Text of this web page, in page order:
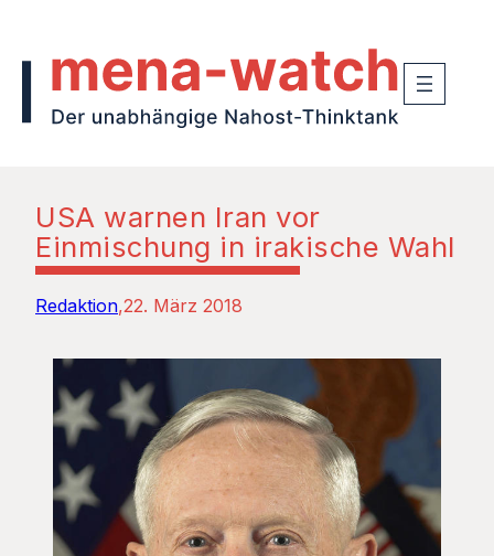
USA warnen Iran vor
Einmischung in irakische Wahl
Redaktion 22. März 2018